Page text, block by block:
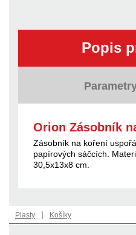
Popis
Orion Zásobník
Zásobník na koření
papírových sáčcích.
30,5x13x8 cm.
Plasty | Košíky